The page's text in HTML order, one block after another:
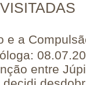
e a
entre